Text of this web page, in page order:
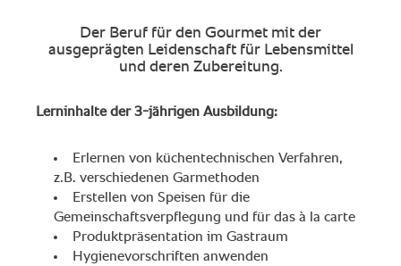
Der Beruf für den Gourmet mit der
ausgeprägten Leidenschaft für Lebensmittel
und deren Zubereitung.
Lerninhalte der 3-jährigen Ausbildung:
Erlernen von küchentechnischen Verfahren,
z.B. verschiedenen Garmethoden
Erstellen von Speisen für die
Gemeinschaftsverpflegung und für das à la carte
Produktpräsentation im Gastraum
Hygienevorschriften anwenden